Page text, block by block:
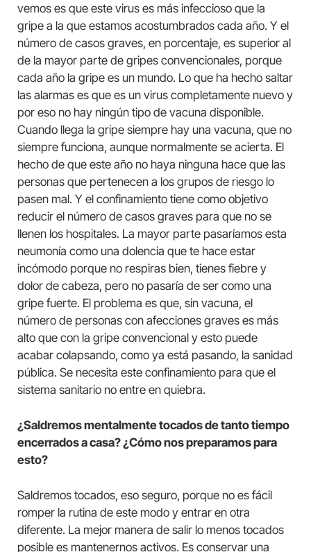
vemos es que este virus es más infeccioso que la
gripe a la que estamos acostumbrados cada año. Y el
número de casos graves, en porcentaje, es superior al
de la mayor parte de gripes convencionales, porque
cada año la gripe es un mundo. Lo que ha hecho saltar
las alarmas es que es un virus completamente nuevo y
por eso no hay ningún tipo de vacuna disponible.
Cuando llega la gripe siempre hay una vacuna, que no
siempre funciona, aunque normalmente se acierta. El
hecho de que este año no haya ninguna hace que las
personas que pertenecen a los grupos de riesgo lo
pasen mal. Y el confinamiento tiene como objetivo
reducir el número de casos graves para que no se
llenen los hospitales. La mayor parte pasaríamos esta
neumonía como una dolencia que te hace estar
incómodo porque no respiras bien, tienes fiebre y
dolor de cabeza, pero no pasaría de ser como una
gripe fuerte. El problema es que, sin vacuna, el
número de personas con afecciones graves es más
alto que con la gripe convencional y esto puede
acabar colapsando, como ya está pasando, la sanidad
pública. Se necesita este confinamiento para que el
sistema sanitario no entre en quiebra.
¿Saldremos mentalmente tocados de tanto tiempo
encerrados a casa? ¿Cómo nos preparamos para
esto?
Saldremos tocados, eso seguro, porque no es fácil
romper la rutina de este modo y entrar en otra
diferente. La mejor manera de salir lo menos tocados
posible es mantenernos activos. Es conservar una